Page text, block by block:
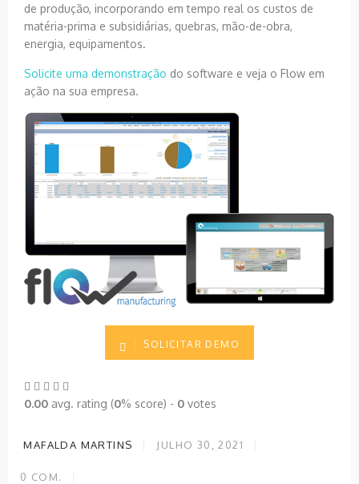
de produção, incorporando em tempo real os custos de
matéria-prima e subsidiárias, quebras, mão-de-obra,
energia, equipamentos.
Solicite uma demonstração do software e veja o Flow em
ação na sua empresa.
SOLICITAR DEMO
0.00 avg. rating (0% score) - 0 votes
MAFALDA MARTINS JULHO 30, 2021
0 COM.